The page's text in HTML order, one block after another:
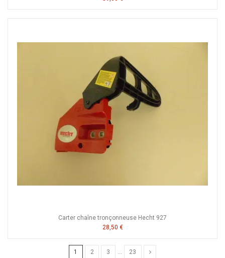
Carter chaîne tronçonneuse Hecht 927
28,50 €
1 2 3 23